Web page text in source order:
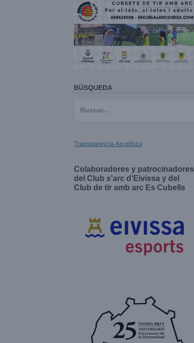
BÚSQUEDA
Transparencia ArcoIbiza
Colaboradores y patrocinadores
del Club s'arc d'Eivissa y del
Club de tir amb arc Es Cubells